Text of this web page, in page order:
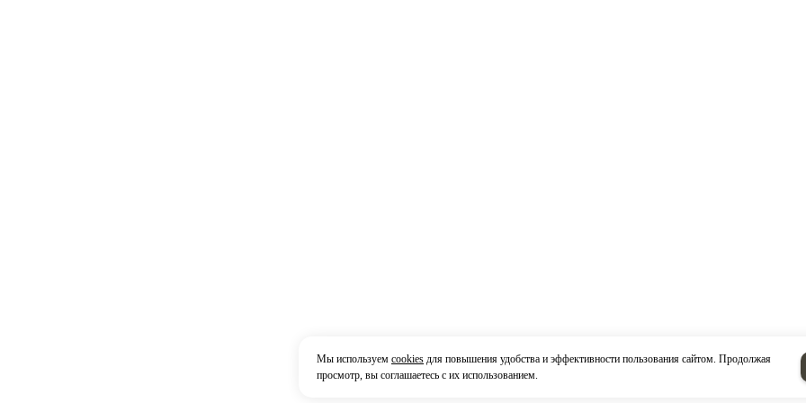
Мы используем cookies для повышения удобства и эффективности пользования сайтом. Продолжая
просмотр, вы соглашаетесь с их использованием.